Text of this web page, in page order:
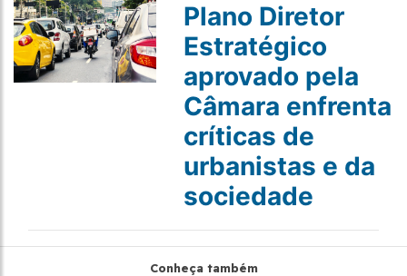
Plano Diretor
Estratégico
aprovado pela
Câmara enfrenta
críticas de
urbanistas e da
sociedade
Conheça também